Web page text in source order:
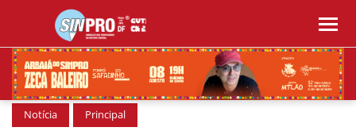
Notícia Principal